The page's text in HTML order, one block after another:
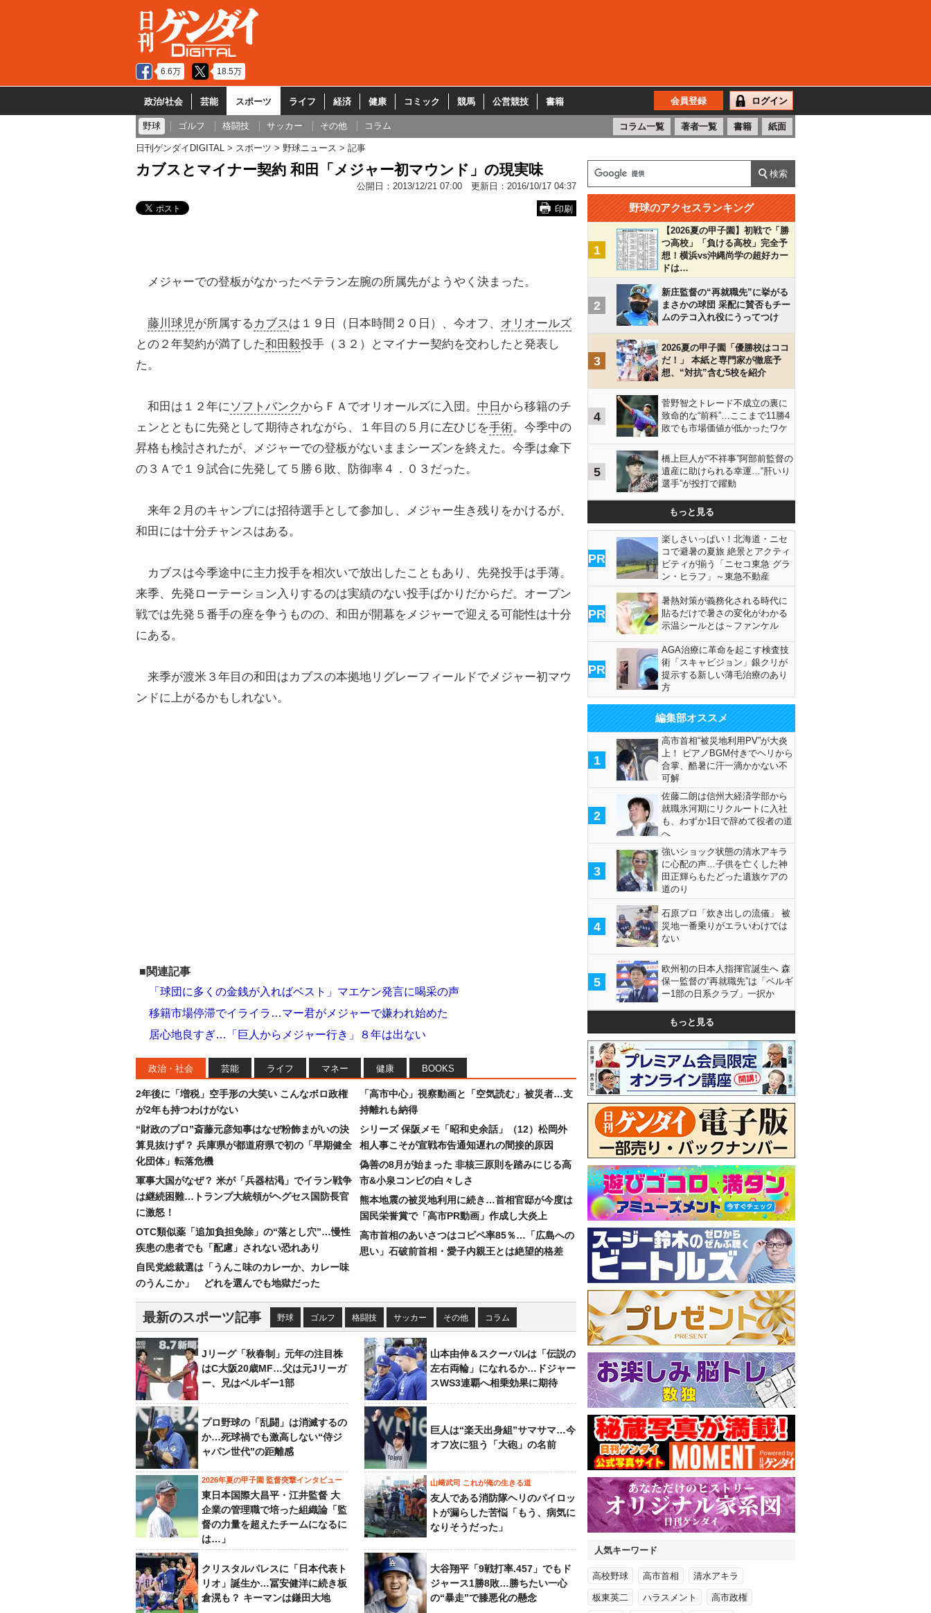
6.6万 18.5万
政治/社会 芸能 スポーツ ライフ 経済 健康 コミック 競馬 公営競技 書籍 会員登録 ログイン
野球 ゴルフ 格闘技 サッカー その他 コラム コラム一覧 著者一覧 書籍 紙面
日刊ゲンダイDIGITAL スポーツ 野球ニュース 記事
カブスとマイナー契約 和田「メジャー初マウンド」の現実味
公開日： 2013/12/21 07:00 更新日： 2016/10/17 04:37
印刷
メジャーでの登板がなかったベテラン左腕の所属先がようやく決まった。
藤川球児が所属する カブスは１９日（日本時間２０日）、今オフ、 オリオールズ
との２年契約が満了した和田毅投手（３２）とマイナー契約を交わしたと発表し
た。
和田は１２年にソフトバンク からＦＡでオリオールズに入団。 中日 から移籍のチ
ェンとともに先発として期待されながら、１年目の５月に左ひじを手術。今季中の
昇格も検討されたが、メジャーでの登板がないままシーズンを終えた。今季は傘下
の３Ａで１９試合に先発して５勝６敗、防御率４．０３だった。
来年２月のキャンプには招待選手として参加し、メジャー生き残りをかけるが、
和田には十分チャンスはある。
カブスは今季途中に主力投手を相次いで放出したこともあり、先発投手は手薄。
来季、先発ローテーション入りするのは実績のない投手ばかりだからだ。オープン
戦では先発５番手の座を争うものの、和田が開幕をメジャーで迎える可能性は十分
にある。
来季が渡米３年目の和田はカブスの本拠地リグレーフィールドでメジャー初マウ
ンドに上がるかもしれない。
■関連記事
「球団に多くの金銭が入ればベスト」マエケン発言に喝采の声
移籍市場停滞でイライラ…マー君がメジャーで嫌われ始めた
居心地良すぎ…「巨人からメジャー行き」８年は出ない
政治・社会 芸能 ライフ マネー 健康 BOOKS
2年後に「増税」空手形の大笑い こんなボロ政権
が2年も持つわけがない
“財政のプロ”斎藤元彦知事はなぜ粉飾まがいの決
算見抜けず？ 兵庫県が都道府県で初の「早期健全
化団体」転落危機
軍事大国がなぜ？ 米が「兵器枯渇」でイラン戦争
は継続困難…トランプ大統領がヘグセス国防長官
に激怒！
OTC類似薬「追加負担免除」の“落とし穴”…慢性
疾患の患者でも「配慮」されない恐れあり
自民党総裁選は「うんこ味のカレーか、カレー味
のうんこか」 どれを選んでも地獄だった
「高市中心」視察動画と「空気読む」被災者…支
持離れも納得
シリーズ 保阪メモ「昭和史余話」（12）松岡外
相人事こそが宣戦布告通知遅れの間接的原因
偽善の8月が始まった 非核三原則を踏みにじる高
市&小泉コンビの白々しさ
熊本地震の被災地利用に続き…首相官邸が今度は
国民栄誉賞で「高市PR動画」作成し大炎上
高市首相のあいさつはコピペ率85％…「広島への
思い」石破前首相・愛子内親王とは絶望的格差
最新のスポーツ記事 野球 ゴルフ 格闘技 サッカー その他 コラム
Jリーグ「秋春制」元年の注目株
はC大阪20歳MF…父は元Jリーガ
ー、兄はベルギー1部
山本由伸＆スクーバルは「伝説の
左右両輪」になれるか…ドジャー
スWS3連覇へ相乗効果に期待
プロ野球の「乱闘」は消滅するの
か…死球禍でも激高しない“侍ジ
ャパン世代”の距離感
巨人は“楽天出身組”サマサマ…今
オフ次に狙う「大砲」の名前
2026年夏の甲子園 監督突撃インタビュー
東日本国際大昌平・江井監督 大
企業の管理職で培った組織論「監
督の力量を超えたチームになるに
は…」
山﨑武司 これが俺の生きる道
友人である消防隊ヘリのパイロッ
トが漏らした苦悩「もう、病気に
なりそうだった」
クリスタルパレスに「日本代表ト
リオ」誕生か…冨安健洋に続き板
倉滉も？ キーマンは鎌田大地
大谷翔平「9戦打率.457」でもド
ジャース1勝8敗…勝ちたい一心
の“暴走”で膝悪化の懸念
野球のアクセスランキング
1
【2026夏の甲子園】初戦で「勝
つ高校」「負ける高校」完全予
想！横浜vs沖縄尚学の超好カー
ドは…
2
新庄監督の“再就職先”に挙がる
まさかの球団 采配に賛否もチー
ムのテコ入れ役にうってつけ
3
2026夏の甲子園「優勝校はココ
だ！」 本紙と専門家が徹底予
想、“対抗”含む5校を紹介
4
菅野智之トレード不成立の裏に
致命的な“前科”…ここまで11勝4
敗でも市場価値が低かったワケ
5
橋上巨人が“不祥事”阿部前監督の
遺産に助けられる幸運…“肝いり
選手”が投打で躍動
もっと見る
PR
楽しさいっぱい！北海道・ニセ
コで避暑の夏旅 絶景とアクティ
ビティが揃う「ニセコ東急 グラ
ン・ヒラフ」～東急不動産
PR
暑熱対策が義務化される時代に
貼るだけで暑さの変化がわかる
示温シールとは～ファンケル
PR
AGA治療に革命を起こす検査技
術「スキャビジョン」銀クリが
提示する新しい薄毛治療のあり
方
編集部オススメ
1
高市首相“被災地利用PV”が大炎
上！ ピアノBGM付きでヘリから
合掌、酷暑に汗一滴かかない不
可解
2
佐藤二朗は信州大経済学部から
就職氷河期にリクルートに入社
も、わずか1日で辞めて役者の道
へ
3
強いショック状態の清水アキラ
に心配の声…子供を亡くした神
田正輝らもたどった遺族ケアの
道のり
4
石原プロ「炊き出しの流儀」 被
災地一番乗りがエラいわけでは
ない
5
欧州初の日本人指揮官誕生へ 森
保一監督の“再就職先”は「ベルギ
ー1部の日系クラブ」一択か
もっと見る
人気キーワード
高校野球 高市首相 清水アキラ
板東英二 ハラスメント 高市政権